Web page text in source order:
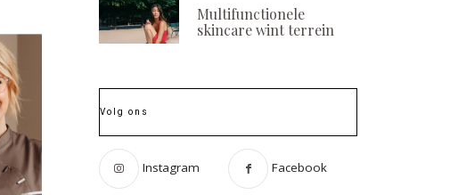
Multifunctionele
skincare wint terrein
Volg ons
Instagram Facebook